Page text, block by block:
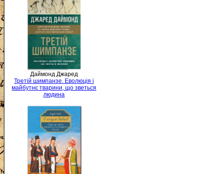
Даймонд Джаред
Третій шимпанзе. Еволюція і
майбутнє тварини, що зветься
людина